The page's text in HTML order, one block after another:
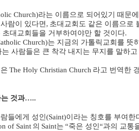
Church)라는 이름으로 되어있기 때문
람이 있다면 , 초대교회도 같은 이름으로
대교회들을 거부하여야만 할 것이다.
Church)는 지금의 가톨릭교회를 뜻
는 사람들은 큰 착각 내지는 무지를 말하고
The Holy Christian Church 라고 번역한
것과…..
들에게 성인 (Saint)이라는 칭호를 부여한
of Saint 의 Saint는 “죽은 성인 “과의 교통